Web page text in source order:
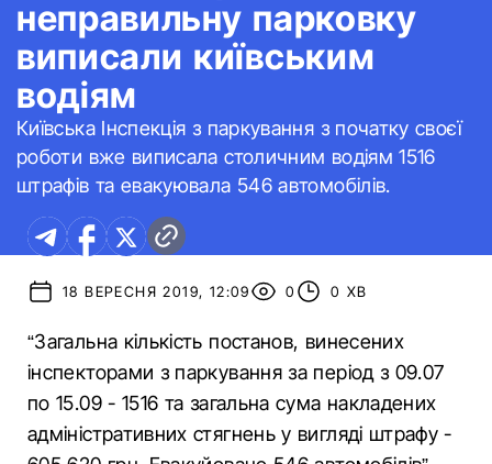
неправильну парковку
виписали київським
водіям
Київська Інспекція з паркування з початку своєї
роботи вже виписала столичним водіям 1516
штрафів та евакуювала 546 автомобілів.
18 ВЕРЕСНЯ 2019, 12:09 0 0 ХВ
“Загальна кількість постанов, винесених
інспекторами з паркування за період з 09.07
по 15.09 - 1516 та загальна сума накладених
адміністративних стягнень у вигляді штрафу -